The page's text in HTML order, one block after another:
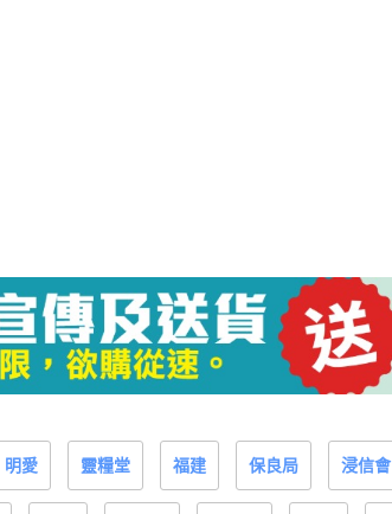
明愛 靈糧堂 福建 保良局 浸信會